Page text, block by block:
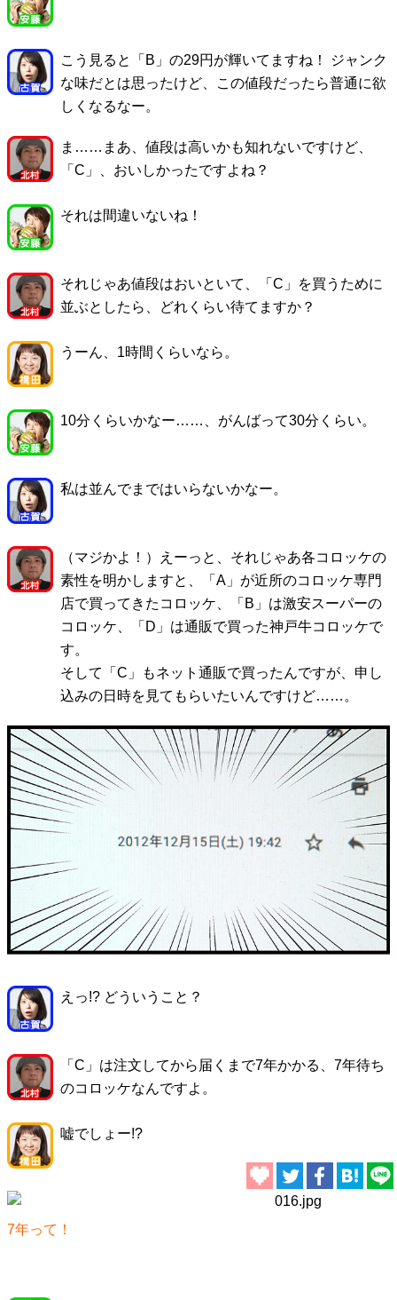
こう見ると「B」の29円が輝いてますね！ ジャンク
な味だとは思ったけど、この値段だったら普通に欲
しくなるなー。
ま……まあ、値段は高いかも知れないですけど、
「C」、おいしかったですよね？
それは間違いないね！
それじゃあ値段はおいといて、「C」を買うために
並ぶとしたら、どれくらい待てますか？
うーん、1時間くらいなら。
10分くらいかなー……、がんばって30分くらい。
私は並んでまではいらないかなー。
（マジかよ！）えーっと、それじゃあ各コロッケの
素性を明かしますと、「A」が近所のコロッケ専門
店で買ってきたコロッケ、「B」は激安スーパーの
コロッケ、「D」は通販で買った神戸牛コロッケで
す。
そして「C」もネット通販で買ったんですが、申し
込みの日時を見てもらいたいんですけど……。
えっ!? どういうこと？
「C」は注文してから届くまで7年かかる、7年待ち
のコロッケなんですよ。
嘘でしょー!?
7年って！